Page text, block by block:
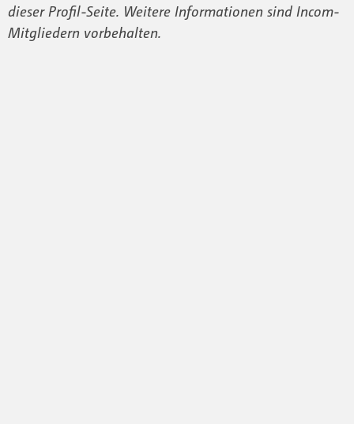
dieser Profil-Seite. Weitere Informationen sind Incom-
Mitgliedern vorbehalten.